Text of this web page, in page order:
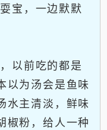
宝，一边默默
以前吃的都是
以为汤会是鱼味
水主清淡，鲜味
椒粉，给人一种